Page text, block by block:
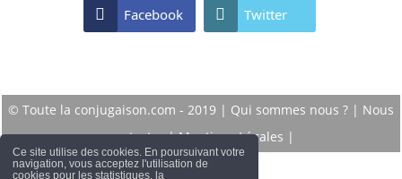
Ce site utilise des cookies. En poursuivant votre
navigation, vous acceptez l'utilisation de
cookies pour les statistiques, la
 Facebook  Twitter
© Toute la conjugaison.com - 2019 | Qui sommes nous ? | Nous
contacter|Mentions Légales |